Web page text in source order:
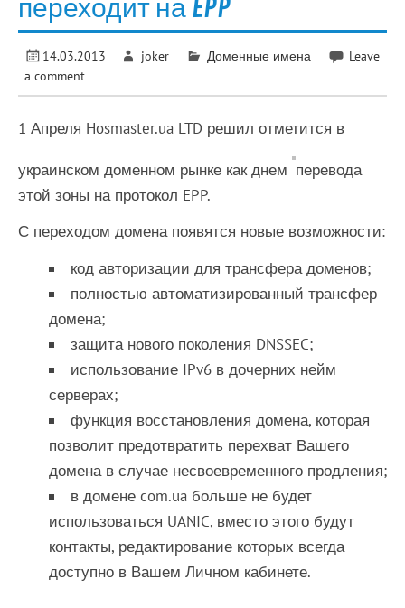
переходит на EPP
14.03.2013 joker Доменные имена
Leave
a comment
1 Апреля Hosmaster.ua LTD решил отметится в
украинском доменном рынке как днем перевода
этой зоны на протокол EPP.
С переходом домена появятся новые возможности:
код авторизации для трансфера доменов;
полностью автоматизированный трансфер
домена;
защита нового поколения DNSSEC;
использование IPv6 в дочерних нейм
серверах;
функция восстановления домена, которая
позволит предотвратить перехват Вашего
домена в случае несвоевременного продления;
в домене com.ua больше не будет
использоваться UANIC, вместо этого будут
контакты, редактирование которых всегда
доступно в Вашем Личном кабинете.